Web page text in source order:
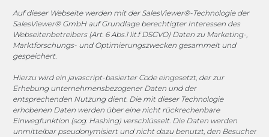
Auf dieser Webseite werden mit der SalesViewer®-Technologie der
SalesViewer® GmbH auf Grundlage berechtigter Interessen des
Webseitenbetreibers (Art. 6 Abs.1 lit.f DSGVO) Daten zu Marketing-,
Marktforschungs- und Optimierungszwecken gesammelt und
gespeichert.
Hierzu wird ein javascript-basierter Code eingesetzt, der zur
Erhebung unternehmensbezogener Daten und der
entsprechenden Nutzung dient. Die mit dieser Technologie
erhobenen Daten werden über eine nicht rückrechenbare
Einwegfunktion (sog. Hashing) verschlüsselt. Die Daten werden
unmittelbar pseudonymisiert und nicht dazu benutzt, den Besucher
Mo. - Do. 08:00 - 17:00 Uhr
Fr. 08:00 - 15:00 Uhr
Sponsoring
1. FC Monheim